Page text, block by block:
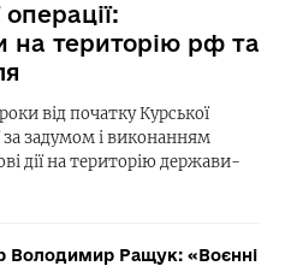
на територію рф та
від початку Курської
за задумом і виконанням
дії на територію держави-
Володимир Ращук: «Воєнні